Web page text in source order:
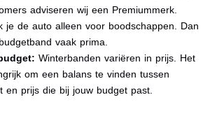
adviseren wij een Premiummerk.
je de auto alleen voor boodschappen. Dan
vaak prima.
Winterbanden variëren in prijs. Het
om een balans te vinden tussen
en prijs die bij jouw budget past.